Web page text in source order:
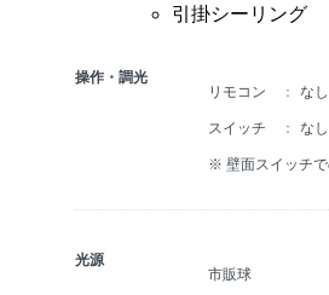
引掛シーリング
操作・調光
リモコン
なし
スイッチ なし
※ 壁面スイッチで
光源
市販球